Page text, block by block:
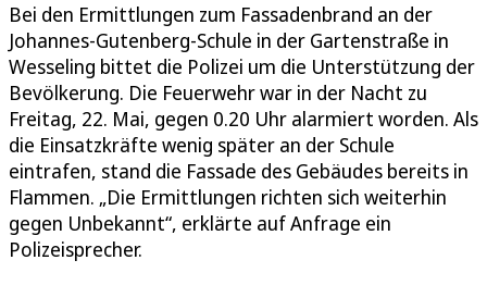
Bei den Ermittlungen zum Fassadenbrand an der
Johannes-Gutenberg-Schule in der Gartenstraße in
Wesseling bittet die Polizei um die Unterstützung der
Bevölkerung. Die Feuerwehr war in der Nacht zu
Freitag, 22. Mai, gegen 0.20 Uhr alarmiert worden. Als
die Einsatzkräfte wenig später an der Schule
eintrafen, stand die Fassade des Gebäudes bereits in
Flammen. „Die Ermittlungen richten sich weiterhin
gegen Unbekannt“, erklärte auf Anfrage ein
Polizeisprecher.